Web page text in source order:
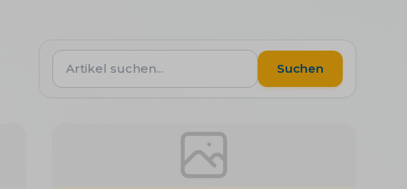
Artikel
suchen...
Suchen